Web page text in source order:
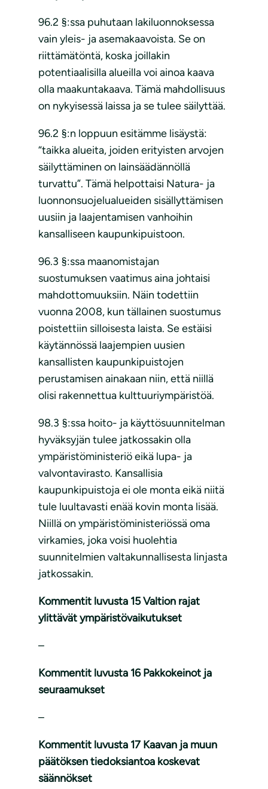
96.2 §:ssa puhutaan lakiluonnoksessa
vain yleis- ja asemakaavoista. Se on
riittämätöntä, koska joillakin
potentiaalisilla alueilla voi ainoa kaava
olla maakuntakaava. Tämä mahdollisuus
on nykyisessä laissa ja se tulee säilyttää.
96.2 §:n loppuun esitämme lisäystä:
“taikka alueita, joiden erityisten arvojen
säilyttäminen on lainsäädännöllä
turvattu”. Tämä helpottaisi Natura- ja
luonnonsuojelualueiden sisällyttämisen
uusiin ja laajentamisen vanhoihin
kansalliseen kaupunkipuistoon.
96.3 §:ssa maanomistajan
suostumuksen vaatimus aina johtaisi
mahdottomuuksiin. Näin todettiin
vuonna 2008, kun tällainen suostumus
poistettiin silloisesta laista. Se estäisi
käytännössä laajempien uusien
kansallisten kaupunkipuistojen
perustamisen ainakaan niin, että niillä
olisi rakennettua kulttuuriympäristöä.
98.3 §:ssa hoito- ja käyttösuunnitelman
hyväksyjän tulee jatkossakin olla
ympäristöministeriö eikä lupa- ja
valvontavirasto. Kansallisia
kaupunkipuistoja ei ole monta eikä niitä
tule luultavasti enää kovin monta lisää.
Niillä on ympäristöministeriössä oma
virkamies, joka voisi huolehtia
suunnitelmien valtakunnallisesta linjasta
jatkossakin.
Kommentit luvusta 15 Valtion rajat
ylittävät ympäristövaikutukset
–
Kommentit luvusta 16 Pakkokeinot ja
seuraamukset
–
Kommentit luvusta 17 Kaavan ja muun
päätöksen tiedoksiantoa koskevat
säännökset